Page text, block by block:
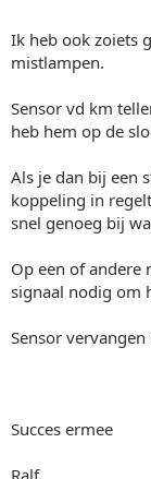
Ik heb ook zoiets
mistlampen.
Sensor vd km
heb hem op de
Als je dan bij een
koppeling in
snel genoeg bij
Op een of andere
signaal nodig om
Sensor
Succes ermee
Ralf